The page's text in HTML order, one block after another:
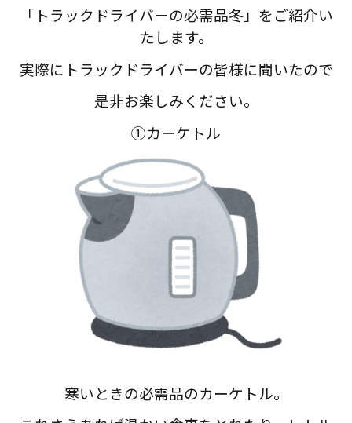
「トラックドライバーの必需品冬」をご紹介い
たします。
実際にトラックドライバーの皆様に聞いたので
是非お楽しみください。
①カーケトル
寒いときの必需品のカーケトル。